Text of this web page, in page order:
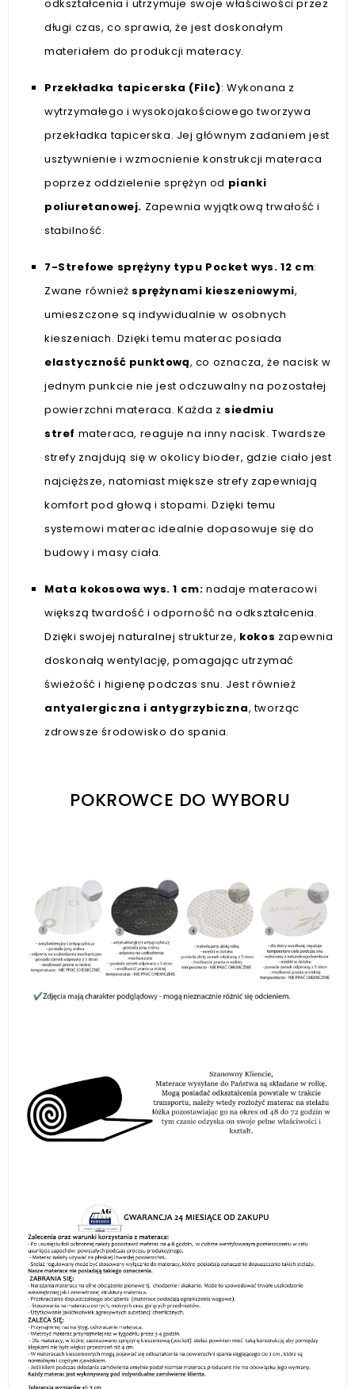
odkształcenia i utrzymuje swoje właściwości przez
długi czas, co sprawia, że jest doskonałym
materiałem do produkcji materacy.
Przekładka tapicerska (Filc): Wykonana z
wytrzymałego i wysokojakościowego tworzywa
przekładka tapicerska. Jej głównym zadaniem jest
usztywnienie i wzmocnienie konstrukcji materaca
poprzez oddzielenie sprężyn od pianki
poliuretanowej. Zapewnia wyjątkową trwałość i
stabilność.
7-Strefowe sprężyny typu Pocket wys. 12 cm:
Zwane również sprężynami kieszeniowymi,
umieszczone są indywidualnie w osobnych
kieszeniach. Dzięki temu materac posiada
elastyczność punktową, co oznacza, że nacisk w
jednym punkcie nie jest odczuwalny na pozostałej
powierzchni materaca. Każda z siedmiu
stref materaca, reaguje na inny nacisk. Twardsze
strefy znajdują się w okolicy bioder, gdzie ciało jest
najcięższe, natomiast miększe strefy zapewniają
komfort pod głową i stopami. Dzięki temu
systemowi materac idealnie dopasowuje się do
budowy i masy ciała.
Mata kokosowa wys. 1 cm: nadaje materacowi
większą twardość i odporność na odkształcenia.
Dzięki swojej naturalnej strukturze, kokos zapewnia
doskonałą wentylację, pomagając utrzymać
świeżość i higienę podczas snu. Jest również
antyalergiczna i antygrzybiczna, tworząc
zdrowsze środowisko do spania.
POKROWCE DO WYBORU